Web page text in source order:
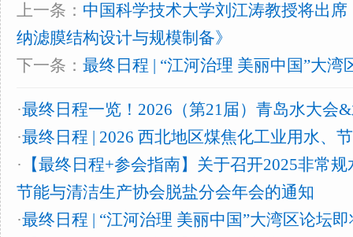
上一条： 中国科学技术大学刘江涛教授将出
纳滤膜结构设计与规模制备》
下一条： 最终日程 | “江河治理 美丽中国”大湾
·最终日程一览！2026（第21届）青岛水大会
·最终日程 | 2026 西北地区煤焦化工业用水、
· 【最终日程+参会指南】关于召开2025非常
节能与清洁生产协会脱盐分会年会的通知
·最终日程 | “江河治理 美丽中国”大湾区论坛